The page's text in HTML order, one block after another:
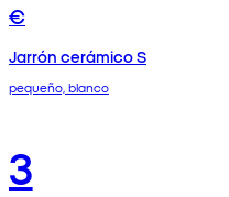
€
Jarrón cerámico S
pequeño, blanco
3